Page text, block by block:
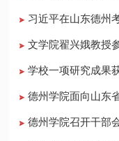
习近平在山东德州
​文学院翟兴娥教授参与录制德州交通音乐频道《科
学校一项研究成果获中国产学研合作促进会科技创
德州学院面向山东
​德州学院召开干部会议宣布省委关于学校领导班子